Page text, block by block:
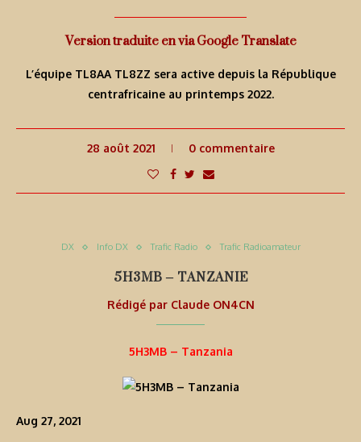
Version traduite en via Google Translate
L’équipe TL8AA TL8ZZ sera active depuis la République
centrafricaine au printemps 2022.
28 août 2021 0 commentaire
DX Info DX Trafic Radio Trafic Radioamateur
5H3MB – TANZANIE
Rédigé par Claude ON4CN
5H3MB – Tanzania
Aug 27, 2021